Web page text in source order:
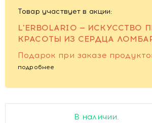
Товар участвует в акции:
L'ERBOLARIO — ИСКУССТВО
КРАСОТЫ ИЗ СЕРДЦА
Подарок при заказе
подробнее
В наличии.